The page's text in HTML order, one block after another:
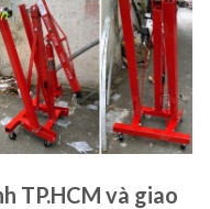
TP.HCM và giao